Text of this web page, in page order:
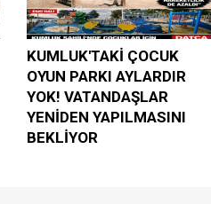
KUMLUK'TAKİ ÇOCUK
OYUN PARKI AYLARDIR
YOK! VATANDAŞLAR
YENİDEN YAPILMASINI
BEKLİYOR